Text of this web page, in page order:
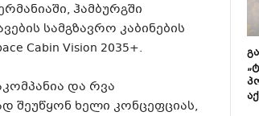
ჰამბურგში
სამგზავრო კაბინების
Cabin Vision 2035+.
და რვა
შეუწყონ ხელი კონცეფციას,